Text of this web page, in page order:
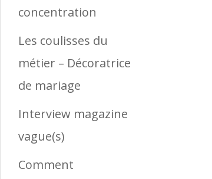
concentration
Les coulisses du
métier – Décoratrice
de mariage
Interview magazine
vague(s)
Comment